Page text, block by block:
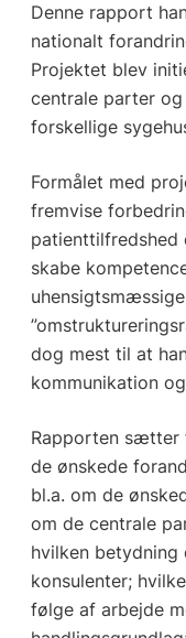
Denne rapport
nationalt
Projektet blev
centrale parter
forskellige
Formålet med
fremvise
patienttilfredshed
skabe
dog mest til at
kommunikation
Rapporten sætter
de ønskede
bl.a. om de
om de centrale
hvilken betydning
konsulenter;
følge af arbejde